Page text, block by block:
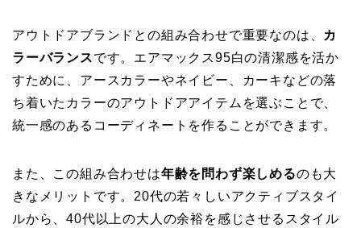
アウトドアブランドとの組み合わせで重要なのは、 カ
ラーバランスです。エアマックス95白の清潔感を活か
すために、アースカラーやネイビー、カーキなどの落
ち着いたカラーのアウトドアアイテムを選ぶことで、
統一感のあるコーディネートを作ることができます。
また、この組み合わせは年齢を問わず楽しめるのも大
きなメリットです。20代の若々しいアクティブスタイ
ルから、40代以上の大人の余裕を感じさせるスタイル